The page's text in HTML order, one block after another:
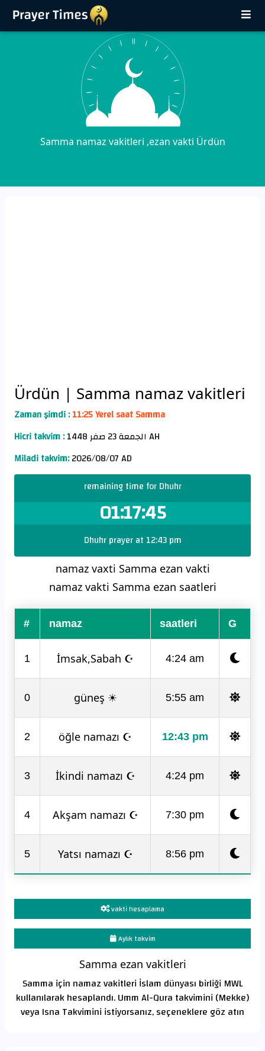
Samma namaz vakitleri ,ezan vakti Ürdün
Ürdün | Samma namaz vakitleri
Zaman şimdi :11:25 Yerel saat Samma
Hicri takvim :
الجمعة 23 صفر 1448 AH
Miladi takvim:2026/08/07 AD
remaining time for Dhuhr
01:17:45
Dhuhr prayer at 12:43 pm
namaz vaxti Samma ezan vakti
namaz vakti Samma ezan saatleri
# namaz saatleri G
1 İmsak,Sabah ☪ 4:24 am
0 güneş ☀ 5:55 am
2 öğle namazı ☪ 12:43 pm
3 İkindi namazı ☪ 4:24 pm
4 Akşam namazı ☪ 7:30 pm
5 Yatsı namazı ☪ 8:56 pm
vakti hesaplama
Aylık takvim
Samma ezan vakitleri
Samma için namaz vakitleri İslam dünyası birliği MWL
kullanılarak hesaplandı. Umm Al-Qura takvimini (Mekke)
veya Isna Takvimini istiyorsanız, seçeneklere göz atın